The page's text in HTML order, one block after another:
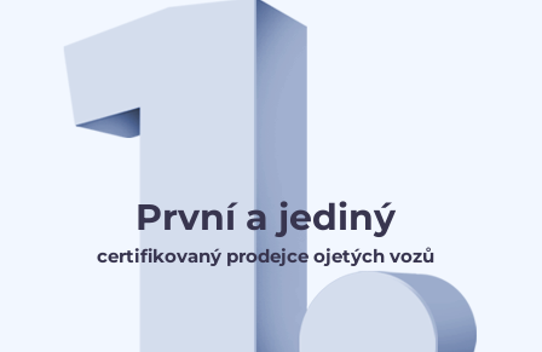
První a jediný
certifikovaný prodejce ojetých vozů